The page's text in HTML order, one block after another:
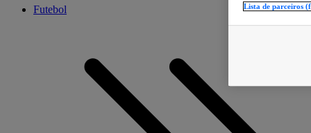
Futebol
Lista de parceiros